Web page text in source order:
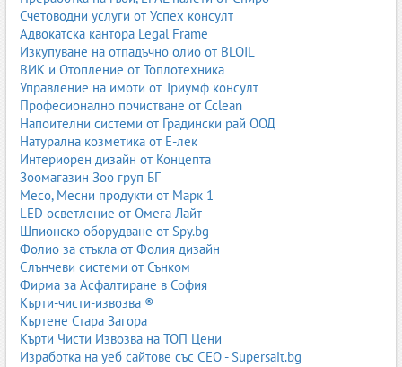
Счетоводни услуги от Успех консулт
Адвокатска кантора Legal Frame
Изкупуване на отпадъчно олио от BLOIL
ВИК и Отопление от Топлотехника
Управление на имоти от Триумф консулт
Професионално почистване от Cclean
Напоителни системи от Градински рай ООД
Натурална козметика от Е-лек
Интериорен дизайн от Концепта
Зоомагазин Зоо груп БГ
Месо, Месни продукти от Марк 1
LED осветление от Омега Лайт
Шпионско оборудване от Spy.bg
Фолио за стъкла от Фолия дизайн
Слънчеви системи от Сънком
Фирма за Асфалтиране в София
Кърти-чисти-извозва ®
Къртене Стара Загора
Кърти Чисти Извозва на ТОП Цени
Изработка на уеб сайтове със СЕО - Supersait.bg